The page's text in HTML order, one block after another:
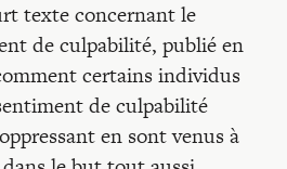
texte concernant le
de culpabilité, publié en
certains individus
de culpabilité
en sont venus à